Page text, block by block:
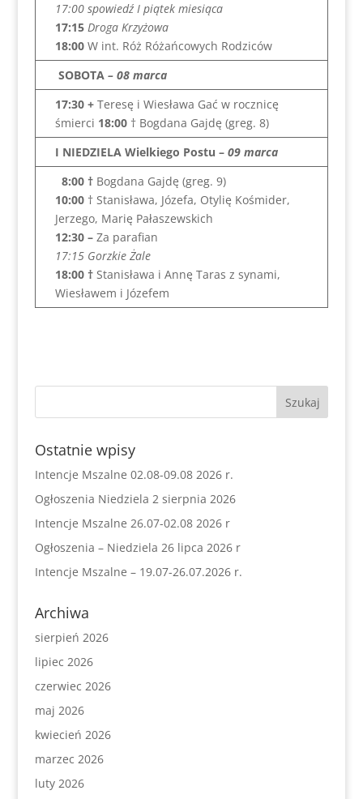
17:00 spowiedź I piątek miesiąca
17:15 Droga Krzyżowa
18:00W int. Róż Różańcowych Rodziców
SOBOTA – 08 marca
17:30 + Teresę i Wiesława Gać w rocznicę
śmierci 18:00† Bogdana Gajdę (greg. 8)
I NIEDZIELA Wielkiego Postu –09 marca
8:00 † Bogdana Gajdę (greg. 9)
10:00† Stanisława, Józefa, Otylię Kośmider,
Jerzego, Marię Pałaszewskich
12:30 – Za parafian
17:15 Gorzkie Żale
18:00 † Stanisława i Annę Taras z synami,
Wiesławem i Józefem
Ostatnie wpisy
Intencje Mszalne 02.08-09.08 2026 r.
Ogłoszenia Niedziela 2 sierpnia 2026
Intencje Mszalne 26.07-02.08 2026 r
Ogłoszenia – Niedziela 26 lipca 2026 r
Intencje Mszalne – 19.07-26.07.2026 r.
Archiwa
sierpień 2026
lipiec 2026
czerwiec 2026
maj 2026
kwiecień 2026
marzec 2026
luty 2026